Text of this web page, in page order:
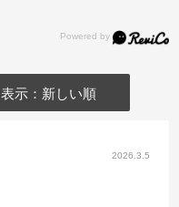
表示：新しい順
2026.3.5